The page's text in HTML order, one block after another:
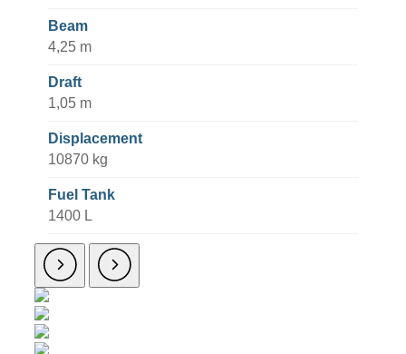
Beam
4,25 m
Draft
1,05 m
Displacement
10870 kg
Fuel Tank
1400 L